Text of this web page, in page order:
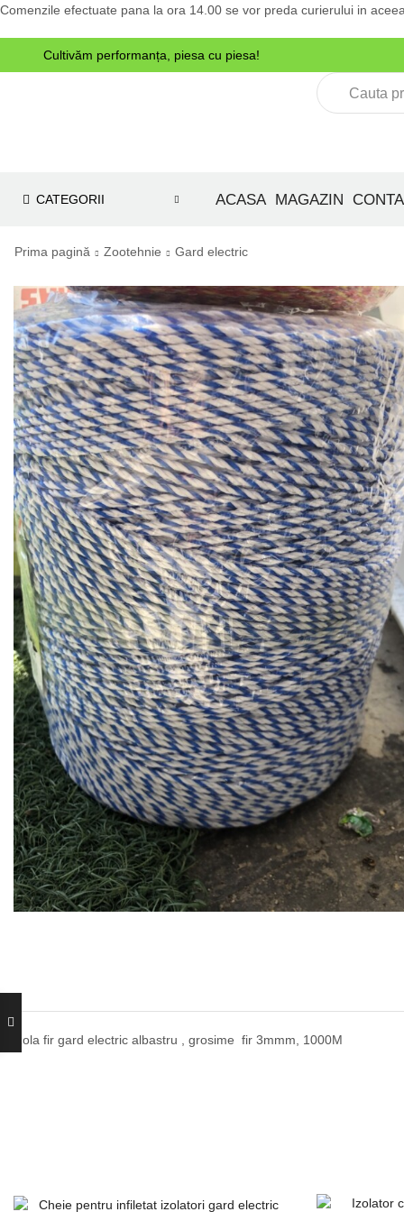
Comenzile efectuate pana la ora 14.00 se vor preda curierului in
Cultivăm performanța, piesa cu piesa!
CATEGORII ACASA MAGAZIN
Prima pagină Zootehnie Gard electric
Rola fir gard electric albastru , grosime fir 3mmm, 1000M